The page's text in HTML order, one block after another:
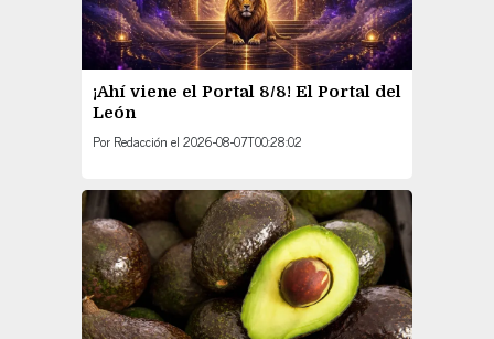
¡Ahí viene el Portal 8/8! El Portal del
León
Por Redacción el 2026-08-07T00:28:02